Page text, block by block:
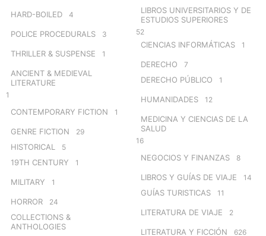
HARD-BOILED 4
POLICE PROCEDURALS 3
THRILLER & SUSPENSE 1
ANCIENT & MEDIEVAL
LITERATURE
1
CONTEMPORARY FICTION 1
GENRE FICTION 29
HISTORICAL 5
19TH CENTURY 1
MILITARY 1
HORROR 24
COLLECTIONS &
ANTHOLOGIES
LIBROS UNIVERSITARIOS Y DE
ESTUDIOS SUPERIORES
52
CIENCIAS INFORMÁTICAS 1
DERECHO 7
DERECHO PÚBLICO 1
HUMANIDADES 12
MEDICINA Y CIENCIAS DE LA
SALUD
16
NEGOCIOS Y FINANZAS 8
LIBROS Y GUÍAS DE VIAJE 14
GUÍAS TURISTICAS 11
LITERATURA DE VIAJE 2
LITERATURA Y FICCIÓN 626